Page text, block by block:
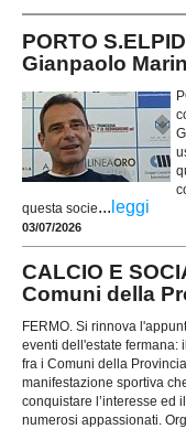
PORTO
Gianpaolo
questa socie... leggi
03/07/2026
CALCIO E
Comuni della
FERMO. Si rinnova
eventi dell'estate fermana:
fra i Comuni della
manifestazione sportiva
conquistare l’interesse ed
numerosi appassionati.